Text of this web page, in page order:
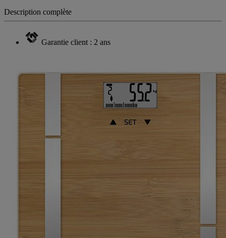
Description complète
Garantie client : 2 ans